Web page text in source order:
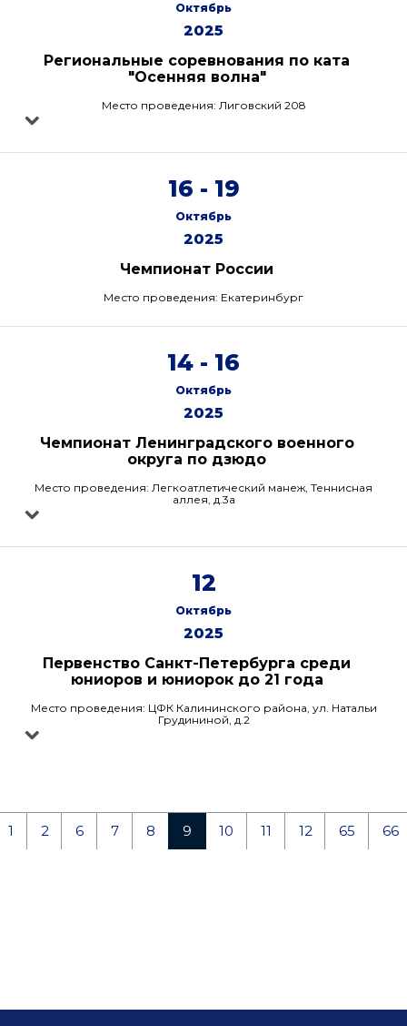
Октябрь
2025
Региональные соревнования по ката
"Осенняя волна"
Место проведения: Лиговский 208
16 - 19
Октябрь
2025
Чемпионат России
Место проведения: Екатеринбург
14 - 16
Октябрь
2025
Чемпионат Ленинградского военного
округа по дзюдо
Место проведения: Легкоатлетический манеж, Теннисная
аллея, д.3а
12
Октябрь
2025
Первенство Санкт-Петербурга среди
юниоров и юниорок до 21 года
Место проведения: ЦФК Калининского района, ул. Натальи
Грудининой, д.2
1 2 6 7 8 9 10 11 12 65 66